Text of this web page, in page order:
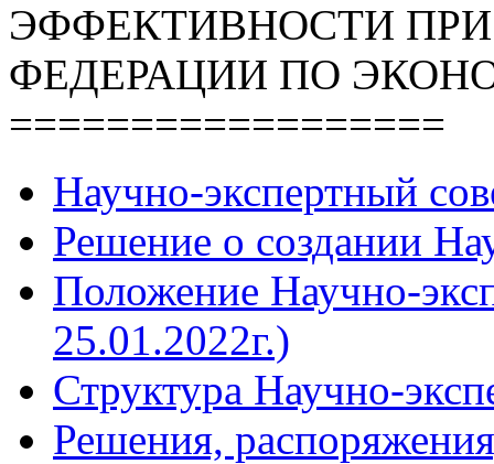
ЭФФЕКТИВНОСТИ
ФЕДЕРАЦИИ ПО
==================
Научно-экспертный
Решение о создании
Положение Научно-
25.01.2022г.)
Структура Научно-
Решения,